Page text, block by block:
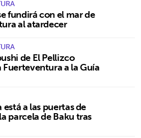
fundirá con el mar de
al atardecer
de El Pellizco
a la Guía
está a las puertas de
parcela de Baku tras